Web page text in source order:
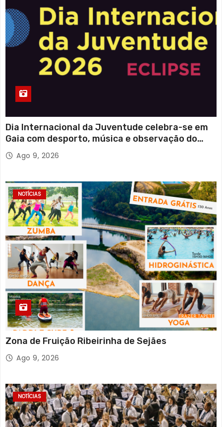
Dia Internacional da Juventude celebra-se em
Gaia com desporto, música e observação do
eclipse solar
Ago 9, 2026
NOTÍCIAS
Zona de Fruição Ribeirinha de Sejães
Ago 9, 2026
NOTÍCIAS